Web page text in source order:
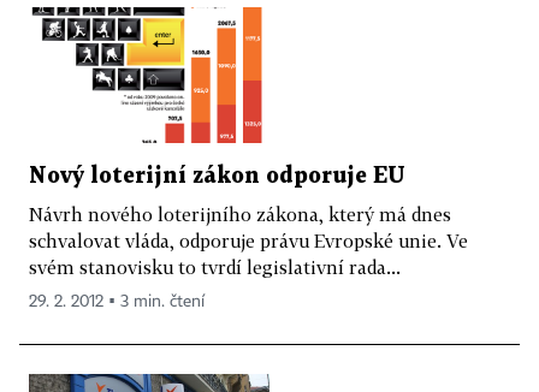
Nový loterijní zákon odporuje EU
Návrh nového loterijního zákona, který má dnes
schvalovat vláda, odporuje právu Evropské unie. Ve
svém stanovisku to tvrdí legislativní rada...
29. 2. 2012 ▪ 3 min. čtení